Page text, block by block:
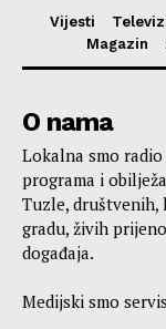
Vijesti
Magazin
O nama
Lokalna smo
programa i
Tuzle,
gradu, živih
događaja.
Medijski smo